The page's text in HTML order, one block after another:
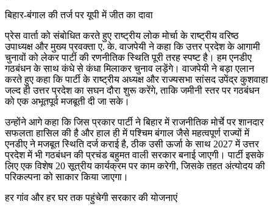
बिहार-बंगाल की तर्ज पर यूपी में जीत का दावा
प्रेस वार्ता को संबोधित करते हुए राष्ट्रीय लोक मोर्चा के राष्ट्रीय वरिष्ठ
उपाध्यक्ष और मुख्य प्रवक्ता ए. के. वाजपेयी ने कहा कि उत्तर प्रदेश के आगामी
चुनावों को लेकर पार्टी की रणनीतिक स्थिति पूरी तरह स्पष्ट है। हम एनडीए
गठबंधन के साथ कंधे से कंधा मिलाकर चुनाव लड़ेंगे। वाजपेयी ने बड़ा एलान
करते हुए कहा कि पार्टी के राष्ट्रीय अध्यक्ष और राज्यसभा सांसद उपेंद्र कुशवाहा
जल्द ही उत्तर प्रदेश का सघन दौरा शुरू करेंगे, ताकि जमीनी स्तर पर गठबंधन
को एक अभूतपूर्व मजबूती दी जा सके।
उन्होंने आगे कहा कि जिस प्रकार पार्टी ने बिहार में राजनीतिक मोर्चे पर शानदार
सफलता हासिल की है और हाल ही में पश्चिम बंगाल जैसे महत्वपूर्ण राज्यों में
एनडीए ने मजबूत स्थिति दर्ज कराई है, ठीक उसी ऊर्जा के साथ 2027 में उत्तर
प्रदेश में भी गठबंधन की प्रचंड बहुमत वाली सरकार बनाई जाएगी। पार्टी इसके
लिए एक विशेष 20 सूत्रीय कार्यक्रम पर काम करेगी, जिसके तहत अंत्योदय की
परिकल्पना को साकार किया जाएगा।
हर गांव और हर घर तक पहुंचेगी सरकार की योजनाएं